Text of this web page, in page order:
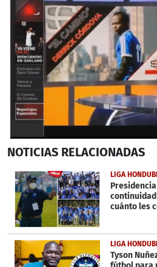
seconds
6
minutes,
5
seconds
NOTICIAS RELACIONADAS
LIGA
cuánto les
LIGA
Tyson